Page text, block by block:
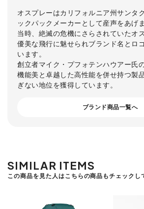
オスプレーはカリフォルニア州サンタ
ックパックメーカーとして産声をあげま
当時、絶滅の危機にさらされていたオ
優美な飛行に魅せられブランド名とロ
います。
創立者マイク・プフォテンハウアー氏
機能美と卓越した高性能を併せ持つ製
ぎない地位を獲得しています。
ブランド商品一覧へ
SIMILAR ITEMS
この商品を見た人はこちらの商品もチェックし